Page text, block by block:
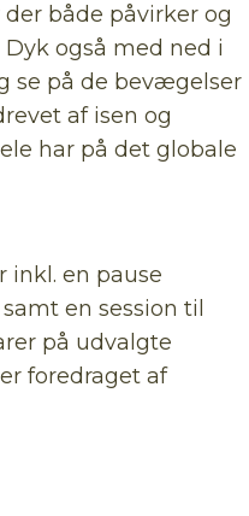
både påvirker og
også med ned i
se på de bevægelser
af isen og
har på det globale
inkl. en pause
en session til
på udvalgte
foredraget af